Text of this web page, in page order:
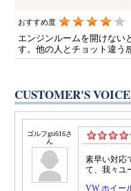
おすすめ度
エンジンルームを開けない
す。他の人とチョット違う
CUSTOMER'S VOICE